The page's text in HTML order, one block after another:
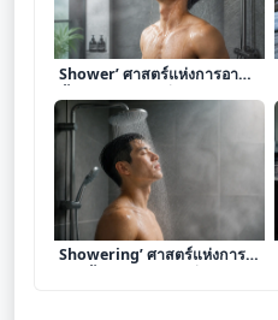
เจาะลึก ‘การทำ Contrast
Shower’ ศาสตร์แห่งการอาบ
น้ำสลับอุณหภูมิเพื่อกระตุ้น
ระบบไหลเวียนโลหิตและฟื้นฟู
พลังงาน
เจาะลึก ‘การทำ Contrast
Showering’ ศาสตร์แห่งการ